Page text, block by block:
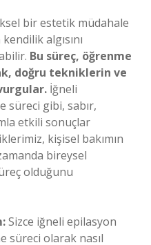
bir estetik müdahale
algısını
Bu süreç, öğrenme
doğru tekniklerin ve
İğneli
süreci gibi, sabır,
etkili sonuçlar
kişisel bakımın
bireysel
olduğunu
Sizce iğneli epilasyon
süreci olarak nasıl